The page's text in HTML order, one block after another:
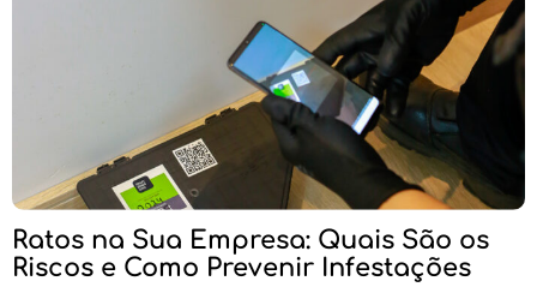
Ratos na Sua Empresa: Quais São os
Riscos e Como Prevenir Infestações